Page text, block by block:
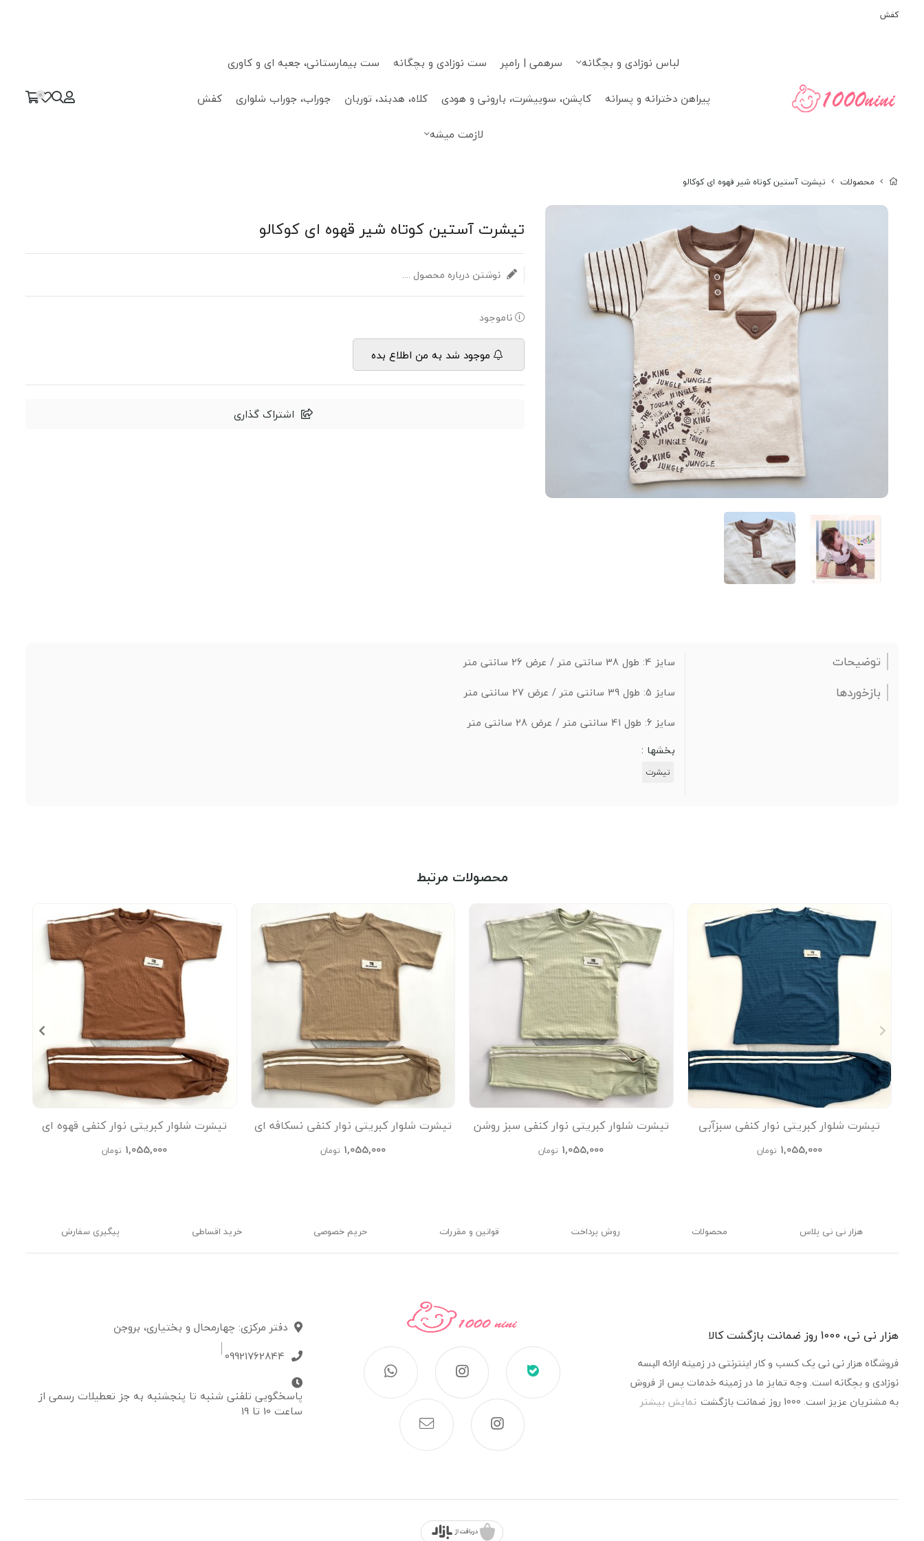
کفش
لباس نوزادی و بچگانه سرهمی | رامپر ست نوزادی و بچگانه
ست بیمارستانی، جعبه ای و کاوری
پیراهن دخترانه و پسرانه
کاپشن، سوییشرت، بارونی و هودی کلاه، هدبند، توربان جوراب، جوراب شلواری
کفش
لازمت میشه
0
محصولات تیشرت آستین کوتاه شیر قهوه ای کوکالو
تیشرت آستین کوتاه شیر قهوه ای کوکالو
نوشتن درباره محصول ....
ناموجود
موجود شد به من اطلاع بده
اشتراک گذاری
توضیحات
بازخوردها
سایز 4: طول 38 سانتی متر / عرض 26 سانتی متر
سایز 5: طول 39 سانتی متر / عرض 27 سانتی متر
سایز 6: طول 41 سانتی متر / عرض 28 سانتی متر
بخشها :
تیشرت
محصولات مرتبط
تیشرت شلوار کبریتی نوار کنفی سبزآبی
kids
1,055,000 تومان
تیشرت شلوار کبریتی نوار کنفی سبز روشن
kids
1,055,000 تومان
تیشرت شلوار کبریتی نوار کنفی نسکافه ای
kids
1,055,000 تومان
تیشرت شلوار کبریتی نوار کنفی قهوه ای
kids
1,055,000 تومان
هزار نی نی پلاس محصولات روش پرداخت قوانین و مقررات حریم خصوصی خرید اقساطی پیگیری سفارش
هزار نی نی، 1000 روز ضمانت بازگشت کالا
فروشگاه هزار نی نی یک کسب و کار اینترنتی در زمینه ارائه البسه
نوزادی و بچگانه است. وجه تمایز ما در زمینه خدمات پس از فروش
به مشتریان عزیز است. 1000 روز ضمانت بازگشت
نمایش بیشتر
دفتر مرکزی: چهارمحال و بختیاری، بروجن
09921762844
پاسخگویی تلفنی شنبه تا پنجشنبه به جز تعطیلات رسمی از
ساعت 10 تا 19